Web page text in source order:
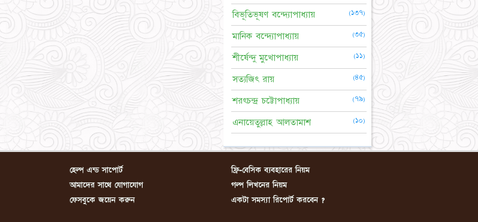
বিভূতিভূষণ বন্দ্যোপাধ্যায় (১৩৭)
মানিক বন্দ্যোপাধ্যায় (৩৫)
শীর্ষেন্দু মুখোপাধ্যায় (১১)
সত্যজিৎ রায় (৪৫)
শরৎচন্দ্র চট্টোপাধ্যায় (৭৯)
এনায়েতুল্লাহ আলতামাশ (১০)
হেল্প এন্ড সাপোর্ট
আমাদের সাথে যোগাযোগ
ফেসবুকে জয়েন করুন
ফ্রি-বেসিক ব্যবহারের নিয়ম
গল্প লিখনের নিয়ম
একটা সমস্যা রিপোর্ট করবেন ?